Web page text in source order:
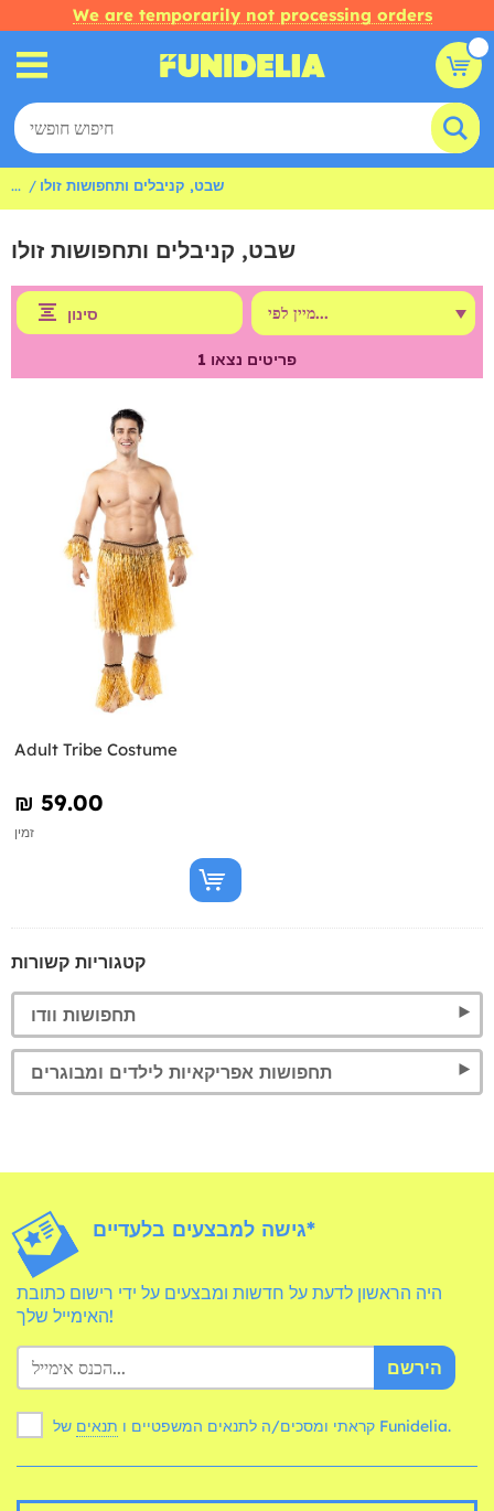
We are temporarily not processing orders
... שבט, קניבלים ותחפושות זולו
שבט, קניבלים ותחפושות זולו
סינון
1 פריטים נצאו
Adult Tribe Costume
₪‎ 59.00
זמין
קטגוריות קשורות
תחפושות וודו
תחפושות אפריקאיות לילדים ומבוגרים
גישה למבצעים בלעדיים*
היה הראשון לדעת על חדשות ומבצעים על ידי רישום כתובת
האימייל שלך!
הירשם
קראתי ומסכים/ה לתנאים המשפטיים ו תנאים של Funidelia.